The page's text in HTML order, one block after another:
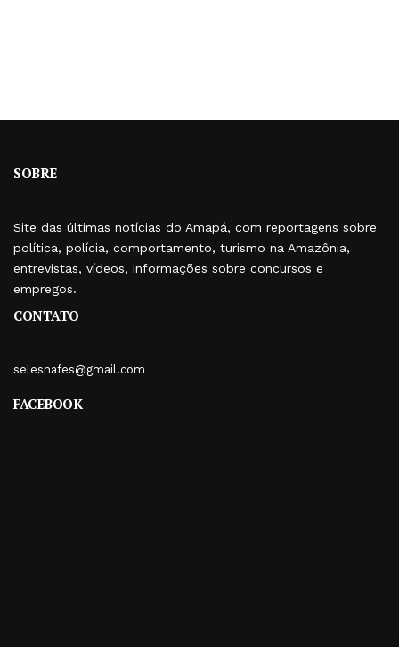
SOBRE
Site das últimas notícias do Amapá, com reportagens sobre
política, polícia, comportamento, turismo na Amazônia,
entrevistas, vídeos, informações sobre concursos e
empregos.
CONTATO
selesnafes@gmail.com
FACEBOOK